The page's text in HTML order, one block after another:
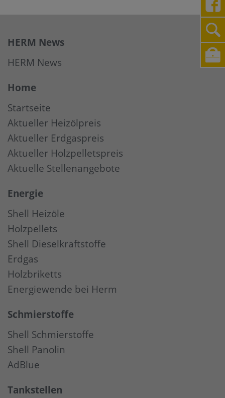
HERM News
HERM News
Home
Startseite
Aktueller Heizölpreis
Aktueller Erdgaspreis
Aktueller Holzpelletspreis
Aktuelle Stellenangebote
Energie
Shell Heizöle
Holzpellets
Shell Dieselkraftstoffe
Erdgas
Holzbriketts
Energiewende bei Herm
Schmierstoffe
Shell Schmierstoffe
Shell Panolin
AdBlue
Tankstellen